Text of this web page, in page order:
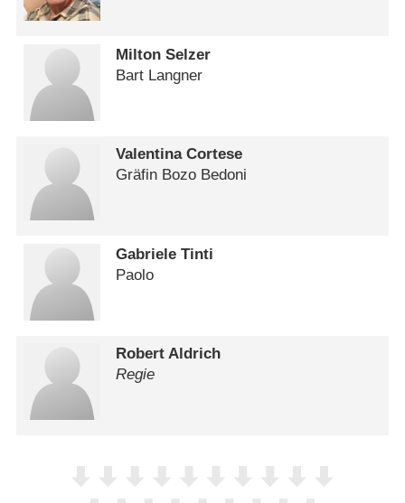
Milton Selzer
Bart Langner
Valentina Cortese
Gräfin Bozo Bedoni
Gabriele Tinti
Paolo
Robert Aldrich
Regie